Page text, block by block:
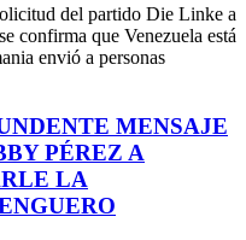
del partido Die Linke a
confirma que Venezuela está
envió a personas
MENSAJE
PÉREZ A
LA